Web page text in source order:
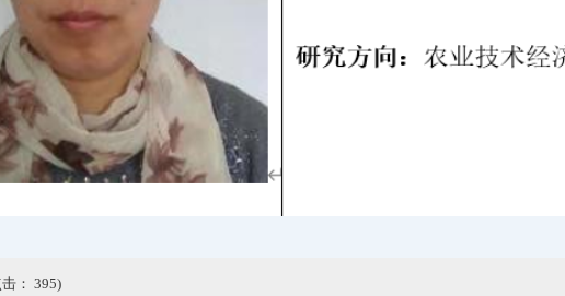
： 395)